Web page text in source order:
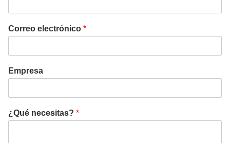
Correo electrónico *
Empresa
¿Qué necesitas? *